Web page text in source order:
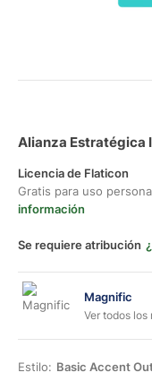
Alianza Estratégica
Licencia de Flaticon
Gratis para uso
información
Se requiere atribución
Magnific
Ver todos los
Estilo: Basic Accent